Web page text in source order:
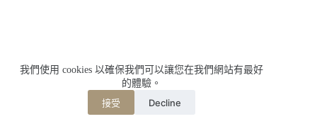
我們使用 cookies 以確保我們可以讓您在我們網站有最好
的體驗。
接受 Decline